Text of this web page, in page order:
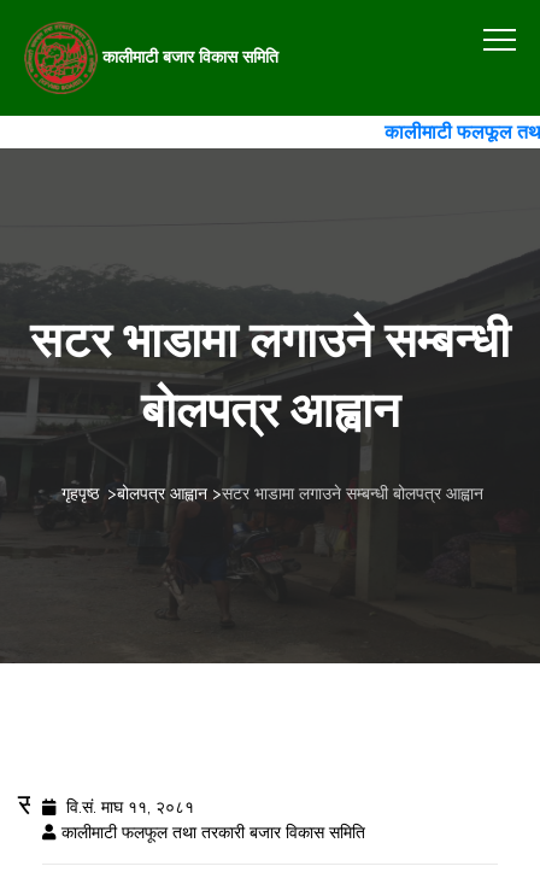
कालीमाटी बजार विकास समिति
कालीमाटी फलफूल तथा
सटर भाडामा लगाउने सम्बन्धी
बोलपत्र आह्वान
गृहपृष्ठ >बोलपत्र आह्वान>सटर भाडामा लगाउने सम्बन्धी बोलपत्र आह्वान
सटर भाडामा लगाउने सम्बन्धी बोलपत्र आह्वान
वि.सं. माघ ११, २०८१
कालीमाटी फलफूल तथा तरकारी बजार विकास समिति